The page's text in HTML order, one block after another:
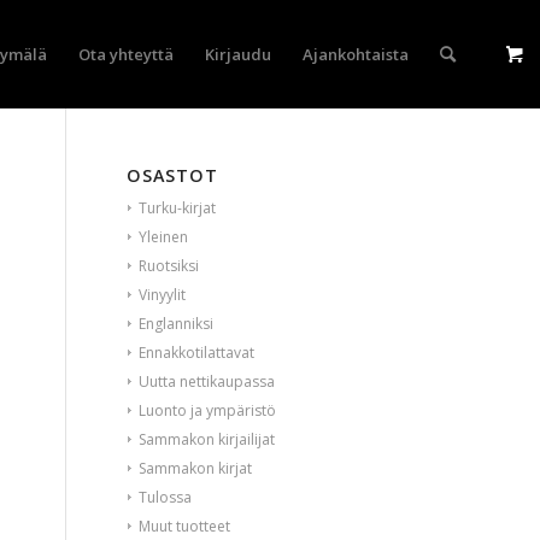
Ota yhteyttä Kirjaudu Ajankohtaista
OSASTOT
Turku-kirjat
Yleinen
Ruotsiksi
Vinyylit
Englanniksi
Ennakkotilattavat
Uutta nettikaupassa
Luonto ja ympäristö
Sammakon kirjailijat
Sammakon kirjat
Tulossa
Muut tuotteet